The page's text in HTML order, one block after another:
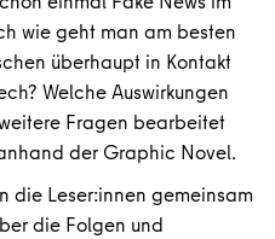
wie geht man am besten
überhaupt in Kontakt
Welche Auswirkungen
Fragen bearbeitet
der Graphic Novel.
die Leser:innen gemeinsam
die Folgen und